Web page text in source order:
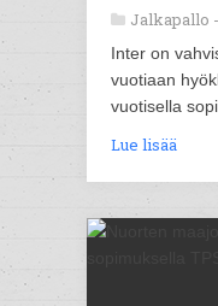
Jalkapallo -
Inter on
vuotiaan
vuotisella
Lue lisää